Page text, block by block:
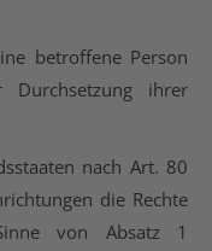
betroffene Person
Durchsetzung ihrer
nach Art. 80
die Rechte
von Absatz 1